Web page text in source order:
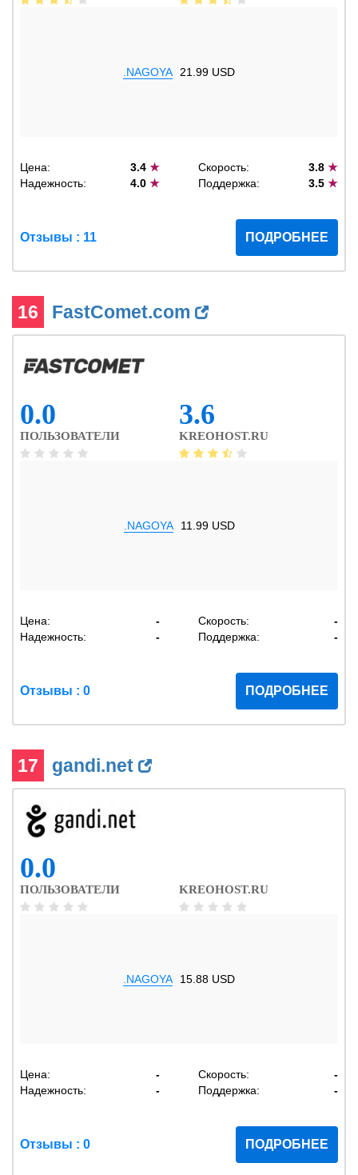
.NAGOYA 21.99 USD
Цена: 3.4★ Скорость: 3.8 ★
Надежность:
4.0★ Поддержка: 3.5 ★
Отзывы : 11 ПОДРОБНЕЕ
16 FastComet.com
0.0
ПОЛЬЗОВАТЕЛИ
3.6
KREOHOST.RU
.NAGOYA 11.99 USD
Цена: - Скорость:
-
Надежность:
- Поддержка: -
Отзывы : 0 ПОДРОБНЕЕ
17 gandi.net
0.0
ПОЛЬЗОВАТЕЛИ KREOHOST.RU
.NAGOYA 15.88 USD
Цена: - Скорость:
-
Надежность:
- Поддержка: -
Отзывы : 0 ПОДРОБНЕЕ